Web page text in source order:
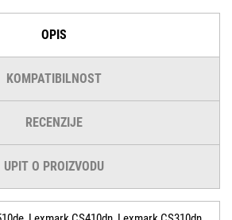
OPIS
KOMPATIBILNOST
RECENZIJE
UPIT O PROIZVODU